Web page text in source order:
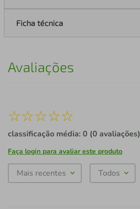
Ficha técnica
Avaliações
☆☆☆☆☆
classificação média: 0 (0 avaliações)
Faça login para avaliar este produto
Mais recentes Todos